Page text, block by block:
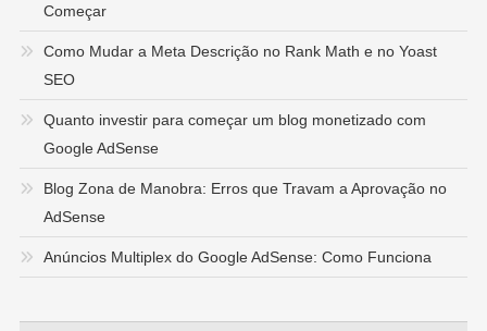
Começar
Como Mudar a Meta Descrição no Rank Math e no Yoast
SEO
Quanto investir para começar um blog monetizado com
Google AdSense
Blog Zona de Manobra: Erros que Travam a Aprovação no
AdSense
Anúncios Multiplex do Google AdSense: Como Funciona